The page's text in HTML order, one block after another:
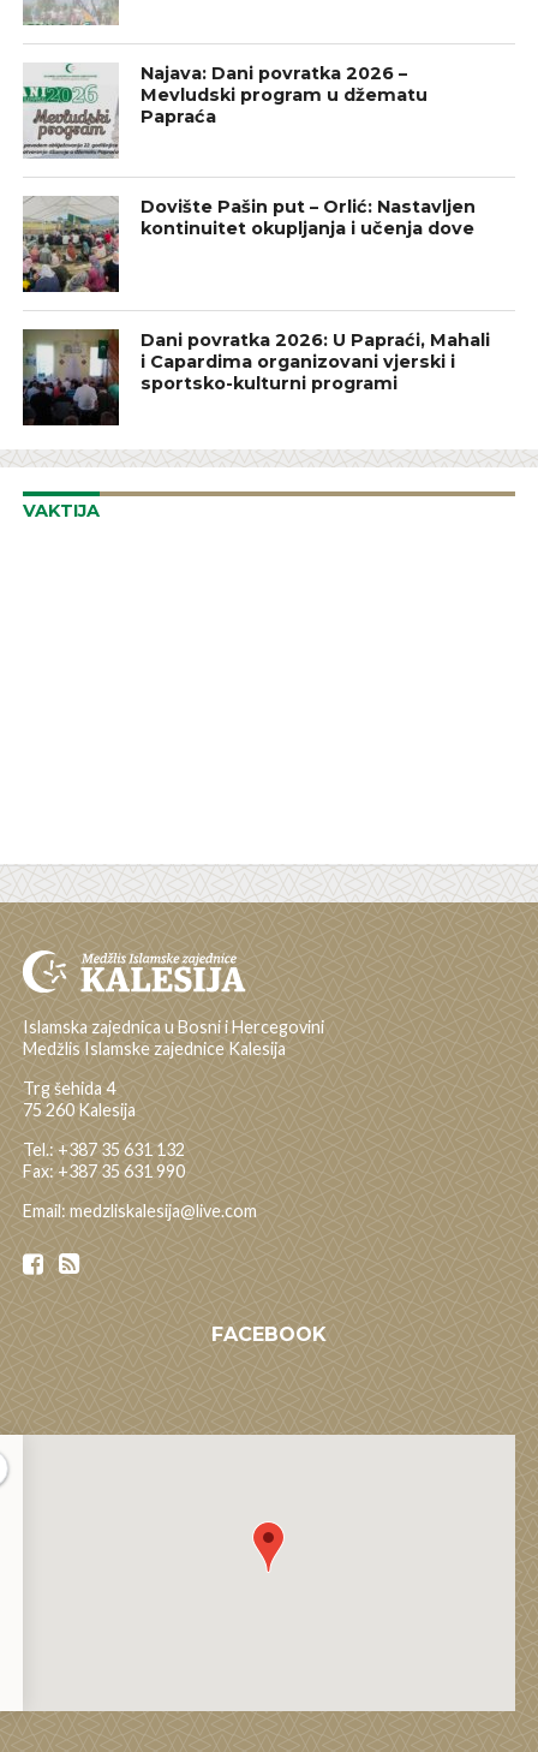
Najava: Dani povratka 2026 –
Mevludski program u džematu
Papraća
Dovište Pašin put – Orlić: Nastavljen
kontinuitet okupljanja i učenja dove
Dani povratka 2026: U Papraći, Mahali
i Capardima organizovani vjerski i
sportsko-kulturni programi
VAKTIJA
Islamska zajednica u Bosni i Hercegovini
Medžlis Islamske zajednice Kalesija
Trg šehida 4
75 260 Kalesija
Tel.: +387 35 631 132
Fax: +387 35 631 990
Email: medzliskalesija@live.com
FACEBOOK